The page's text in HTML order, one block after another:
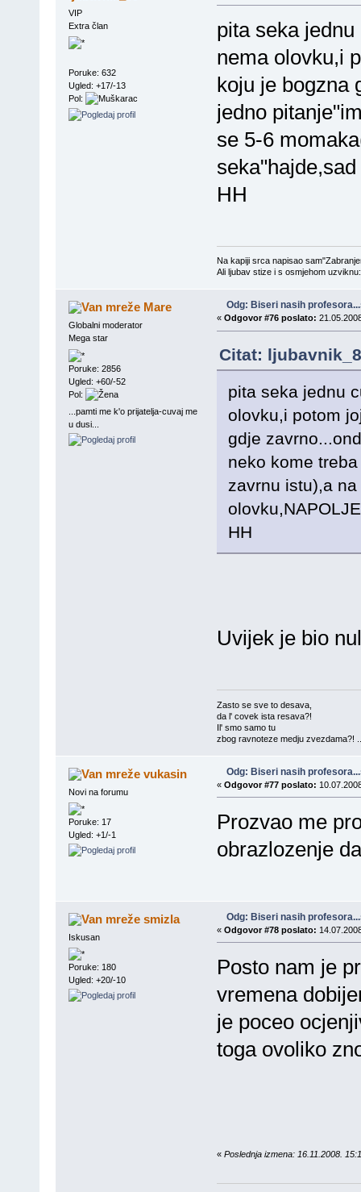
VIP
Extra član
Poruke: 632
Ugled: +17/-13
Pol:
pita seka
nema olovku,i
koju je bogzna
jedno
se 5-6
HH
Na kapiji srca napisao
Ali ljubav stize i s osmjehom
Mare
Globalni moderator
Mega star
Poruke: 2856
Ugled: +60/-52
Pol:
...pamti me k'o prijatelja-cuvaj me
u dusi...
Odg: Biseri nasih
« Odgovor #76 poslato:
Citat:
pita seka jednu
olovku,i potom
gdje
neko kome
zavrnu istu),a
HH
Uvijek je bio
Zasto se sve to desava,
da l' covek ista resava?!
Il' smo samo tu
zbog ravnoteze medju zvezdama?!
vukasin
Novi na forumu
Poruke: 17
Ugled: +1/-1
Odg: Biseri nasih
« Odgovor #77 poslato:
Prozvao me
obrazlozenje
smizla
Iskusan
Poruke: 180
Ugled: +20/-10
Odg: Biseri nasih
« Odgovor #78 poslato:
Posto nam je
vremena
je poceo
toga ovoliko
« Poslednja izmena: 16.11.2008.